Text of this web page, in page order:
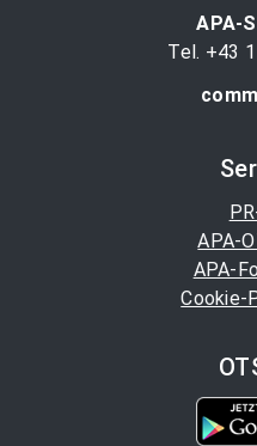
APA-
Tel. +43
APA-
APA-
Cookie-